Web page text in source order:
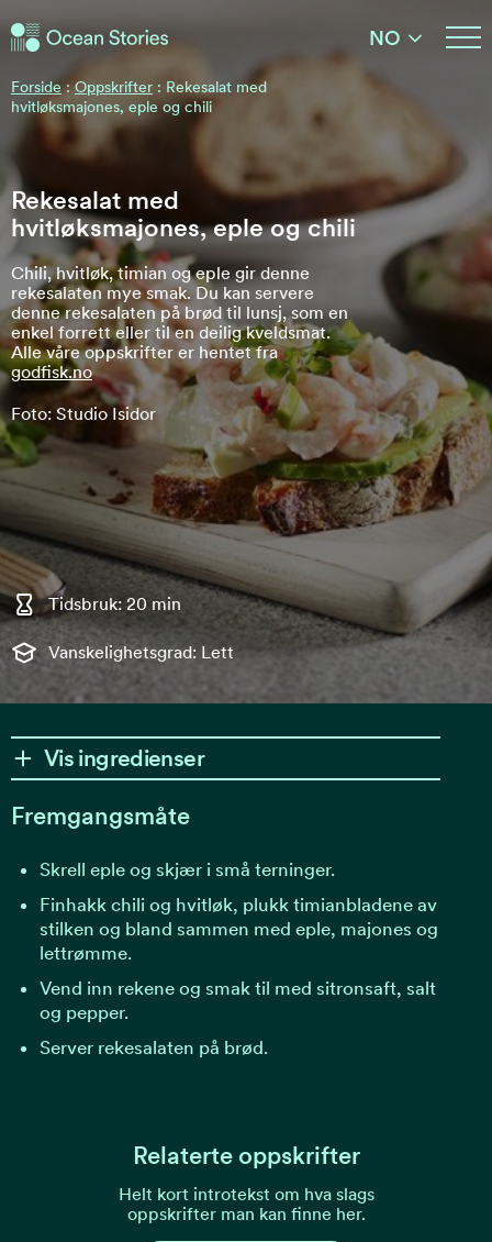
Ocean Stories
NO
Forside :Oppskrifter : Rekesalat med
hvitløksmajones, eple og chili
Rekesalat med
hvitløksmajones, eple og chili
Chili, hvitløk, timian og eple gir denne
rekesalaten mye smak. Du kan servere
denne rekesalaten på brød til lunsj, som en
enkel forrett eller til en deilig kveldsmat.
Alle våre oppskrifter er hentet fra
godfisk.no
Foto: Studio Isidor
Tidsbruk: 20 min
Vanskelighetsgrad: Lett
Vis ingredienser
Fremgangsmåte
Skrell eple og skjær i små terninger.
Finhakk chili og hvitløk, plukk timianbladene av
stilken og bland sammen med eple, majones og
lettrømme.
Vend inn rekene og smak til med sitronsaft, salt
og pepper.
Server rekesalaten på brød.
Relaterte oppskrifter
Helt kort introtekst om hva slags
oppskrifter man kan finne her.